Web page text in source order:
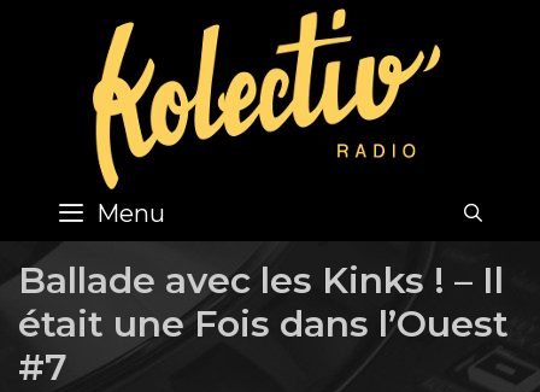
content
Menu
Ballade avec les Kinks ! – Il
était une Fois dans l’Ouest
#7